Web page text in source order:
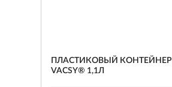
ПЛАСТИКОВЫЙ КОНТЕЙНЕР
VACSY® 1,1Л